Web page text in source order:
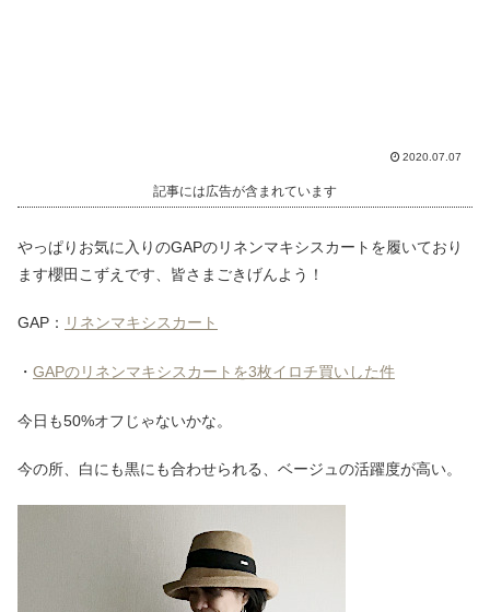
2020.07.07
記事には広告が含まれています
やっぱりお気に入りのGAPのリネンマキシスカートを履いており
ます櫻田こずえです、皆さまごきげんよう！
GAP： リネンマキシスカート
・ GAPのリネンマキシスカートを3枚イロチ買いした件
今日も50%オフじゃないかな。
今の所、白にも黒にも合わせられる、ベージュの活躍度が高い。